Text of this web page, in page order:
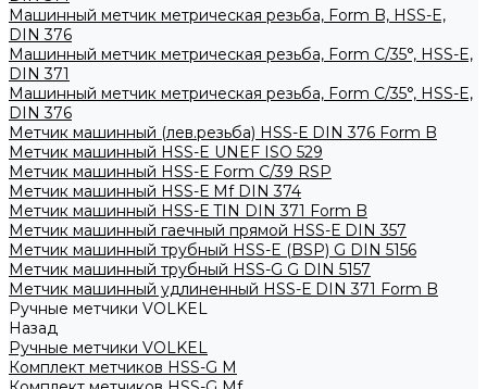
Машинный метчик метрическая резьба, Form B, HSS-E,
DIN 376
Машинный метчик метрическая резьба, Form С/35°, HSS-E,
DIN 371
Машинный метчик метрическая резьба, Form С/35°, HSS-E,
DIN 376
Метчик машинный (лев.резьба) HSS-Е DIN 376 Form B
Метчик машинный HSS-E UNEF ISO 529
Метчик машинный HSS-Е Form C/39 RSP
Метчик машинный HSS-Е Mf DIN 374
Метчик машинный HSS-Е TIN DIN 371 Form B
Метчик машинный гаечный прямой HSS-Е DIN 357
Метчик машинный трубный HSS-E (BSP) G DIN 5156
Метчик машинный трубный HSS-G G DIN 5157
Метчик машинный удлиненный HSS-Е DIN 371 Form B
Ручные метчики VOLKEL
Назад
Ручные метчики VOLKEL
Комплект метчиков HSS-G M